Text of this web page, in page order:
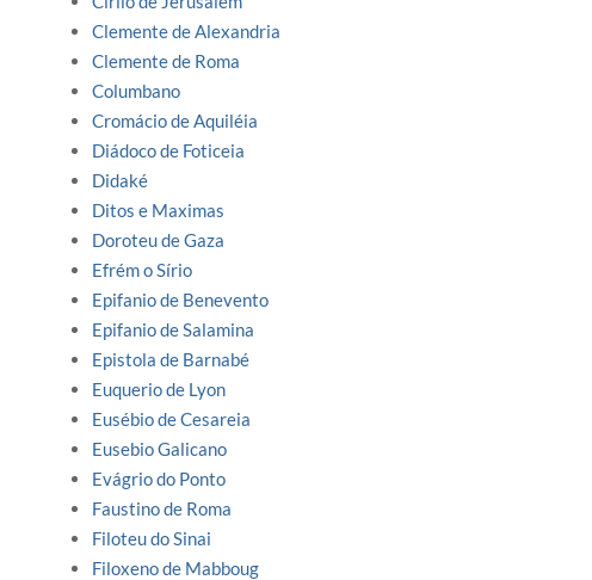
Clemente de Alexandria
Clemente de Roma
Columbano
Cromácio de Aquiléia
Diádoco de Foticeia
Didaké
Ditos e Maximas
Doroteu de Gaza
Efrém o Sírio
Epifanio de Benevento
Epifanio de Salamina
Epistola de Barnabé
Euquerio de Lyon
Eusébio de Cesareia
Eusebio Galicano
Evágrio do Ponto
Faustino de Roma
Filoteu do Sinai
Filoxeno de Mabboug